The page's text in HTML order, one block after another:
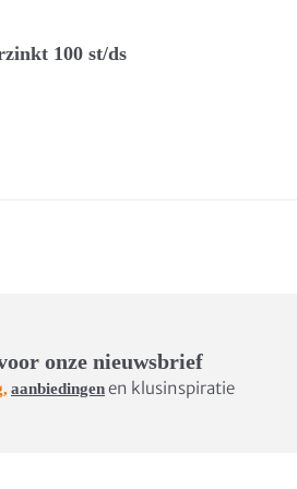
100 st/ds
onze nieuwsbrief
aanbiedingenen klusinspiratie